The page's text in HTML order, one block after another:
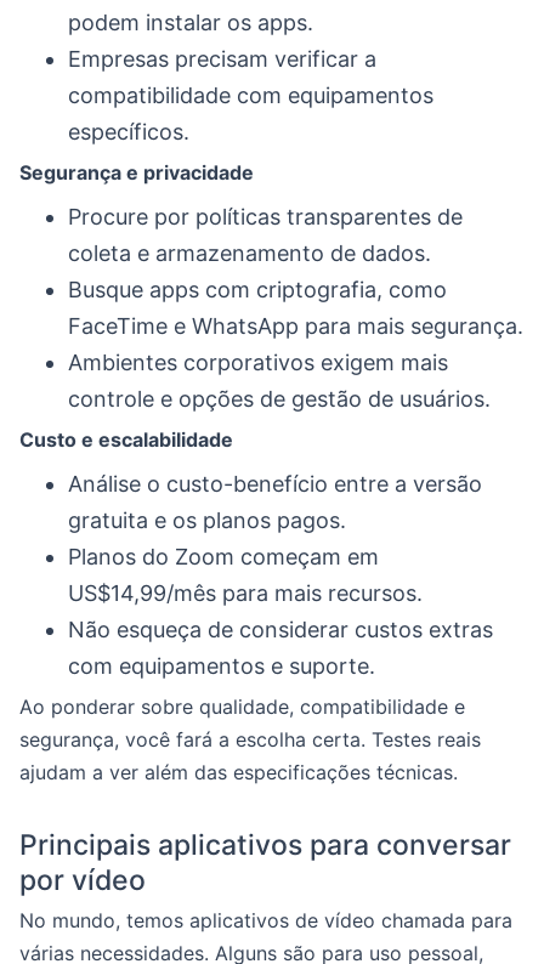
podem instalar os apps.
Empresas precisam verificar a
compatibilidade com equipamentos
específicos.
Segurança e privacidade
Procure por políticas transparentes de
coleta e armazenamento de dados.
Busque apps com criptografia, como
FaceTime e WhatsApp para mais segurança.
Ambientes corporativos exigem mais
controle e opções de gestão de usuários.
Custo e escalabilidade
Análise o custo-benefício entre a versão
gratuita e os planos pagos.
Planos do Zoom começam em
US$14,99/mês para mais recursos.
Não esqueça de considerar custos extras
com equipamentos e suporte.
Ao ponderar sobre qualidade, compatibilidade e
segurança, você fará a escolha certa. Testes reais
ajudam a ver além das especificações técnicas.
Principais aplicativos para conversar
por vídeo
No mundo, temos aplicativos de vídeo chamada para
várias necessidades. Alguns são para uso pessoal,